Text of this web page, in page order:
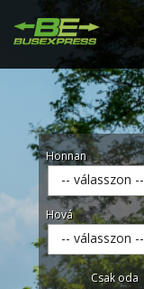
Honnan
-- válasszon --
Hová
-- válasszon --
Csak oda